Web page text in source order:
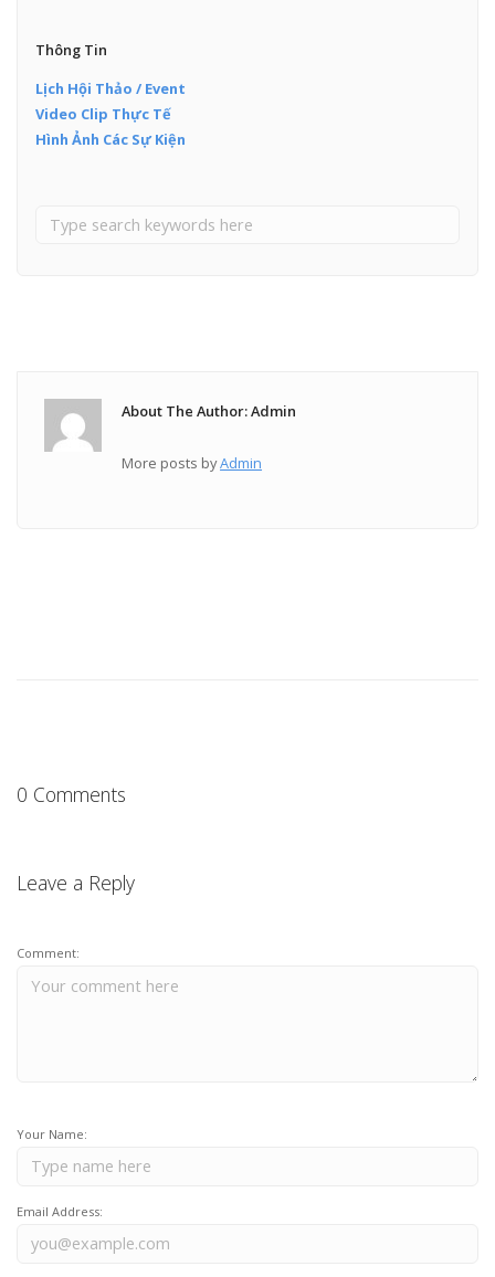
Thông Tin
Lịch Hội Thảo / Event
Video Clip Thực Tế
Hình Ảnh Các Sự Kiện
About The Author: Admin
More posts byAdmin
0 Comments
Leave a Reply
Comment:
Your Name:
Email Address: